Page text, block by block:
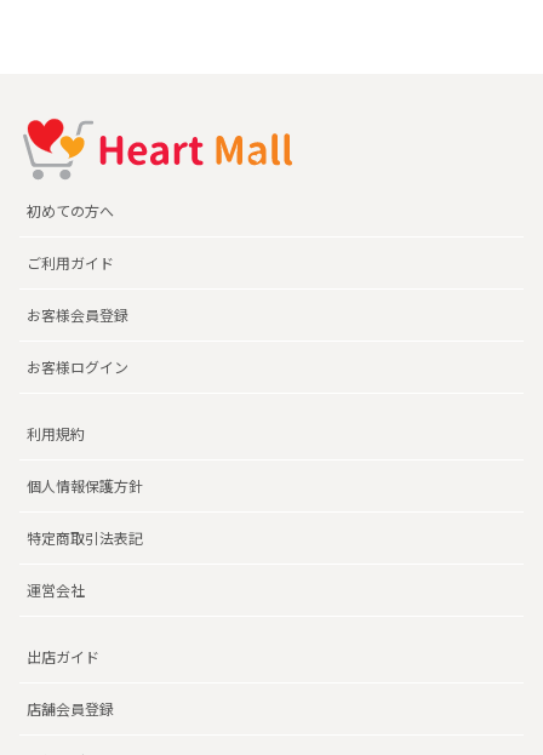
初めての方へ
ご利用ガイド
お客様会員登録
お客様ログイン
利用規約
個人情報保護方針
特定商取引法表記
運営会社
出店ガイド
店舗会員登録